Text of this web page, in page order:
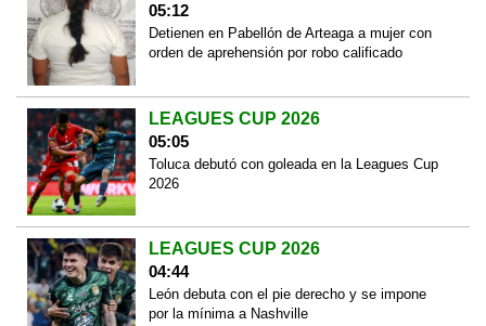
05:12
Detienen en Pabellón de Arteaga a mujer con
orden de aprehensión por robo calificado
LEAGUES CUP 2026
05:05
Toluca debutó con goleada en la Leagues Cup
2026
LEAGUES CUP 2026
04:44
León debuta con el pie derecho y se impone
por la mínima a Nashville